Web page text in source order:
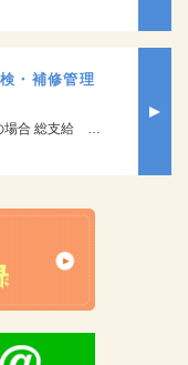
・補修管理
）×20日+残業20H